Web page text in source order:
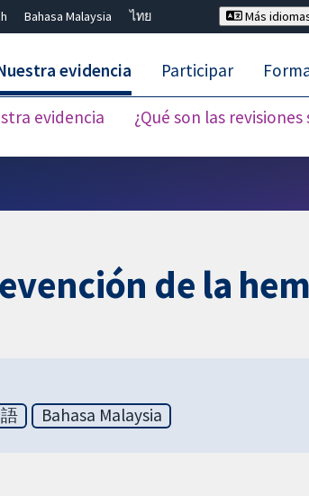
Bahasa Malaysia
ไทย
Más
evidencia
evidencia ¿Qué son las
Participar
de la
Bahasa Malaysia